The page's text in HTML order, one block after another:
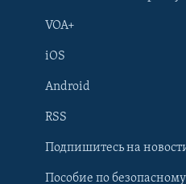
Learning English
VOA+
iOS
Android
RSS
Подпишитесь на
Пособие по